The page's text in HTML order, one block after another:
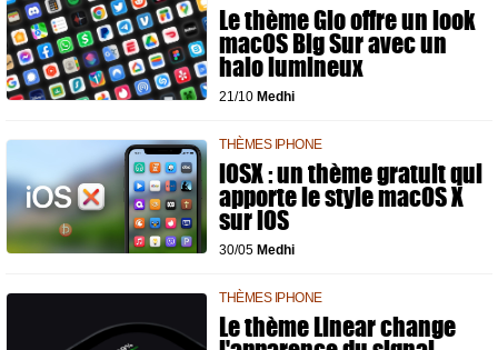
Le thème Glo offre un look
macOS Big Sur avec un
halo lumineux
21/10 Medhi
THÈMES IPHONE
iOSX : un thème gratuit qui
apporte le style macOS X
sur iOS
30/05 Medhi
THÈMES IPHONE
Le thème Linear change